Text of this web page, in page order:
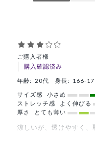
ご購入者様
購入確認済み
年齢: 20代 身長: 166-
サイズ感
小さめ
ストレッチ感
よく伸びる
厚さ
とても薄い
涼しいが、透けやすく